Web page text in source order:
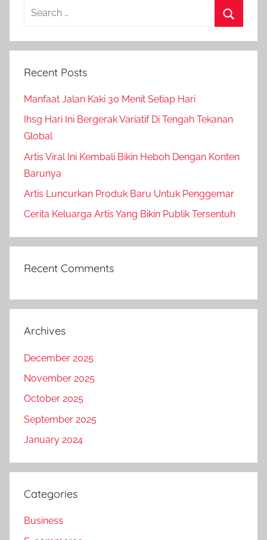
Search
Recent Posts
Manfaat Jalan Kaki 30 Menit Setiap Hari
Ihsg Hari Ini Bergerak Variatif Di Tengah Tekanan
Global
Artis Viral Ini Kembali Bikin Heboh Dengan Konten
Barunya
Artis Luncurkan Produk Baru Untuk Penggemar
Cerita Keluarga Artis Yang Bikin Publik Tersentuh
Recent Comments
Archives
December 2025
November 2025
October 2025
September 2025
January 2024
Categories
Business